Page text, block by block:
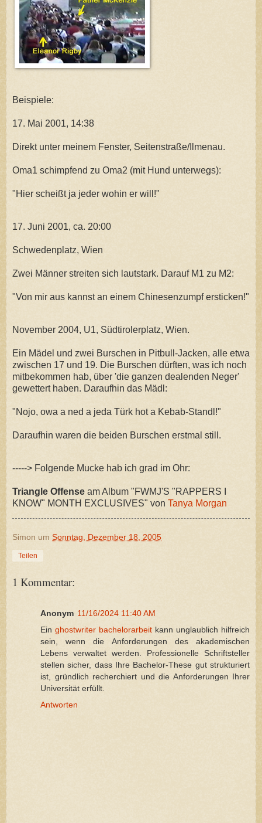
Beispiele:
17. Mai 2001, 14:38
Direkt unter meinem Fenster, Seitenstraße/Ilmenau.
Oma1 schimpfend zu Oma2 (mit Hund unterwegs):
"Hier scheißt ja jeder wohin er will!"
17. Juni 2001, ca. 20:00
Schwedenplatz, Wien
Zwei Männer streiten sich lautstark. Darauf M1 zu M2:
"Von mir aus kannst an einem Chinesenzumpf ersticken!"
November 2004, U1, Südtirolerplatz, Wien.
Ein Mädel und zwei Burschen in Pitbull-Jacken, alle etwa
zwischen 17 und 19. Die Burschen dürften, was ich noch
mitbekommen hab, über 'die ganzen dealenden Neger'
gewettert haben. Daraufhin das Mädl:
"Nojo, owa a ned a jeda Türk hot a Kebab-Standl!"
Daraufhin waren die beiden Burschen erstmal still.
-----> Folgende Mucke hab ich grad im Ohr:
Triangle Offense am Album "FWMJ'S "RAPPERS I
KNOW" MONTH EXCLUSIVES" von Tanya Morgan
Simon um Sonntag, Dezember 18, 2005
Teilen
1 Kommentar:
Anonym 11/16/2024 11:40 AM
Ein ghostwriter bachelorarbeit kann unglaublich hilfreich
sein, wenn die Anforderungen des akademischen
Lebens verwaltet werden. Professionelle Schriftsteller
stellen sicher, dass Ihre Bachelor-These gut strukturiert
ist, gründlich recherchiert und die Anforderungen Ihrer
Universität erfüllt.
Antworten